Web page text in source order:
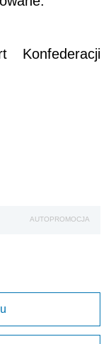
Konfederacji
AUTOPROMOCJA